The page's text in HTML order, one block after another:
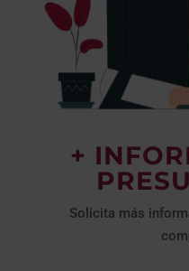
+
Solicita más